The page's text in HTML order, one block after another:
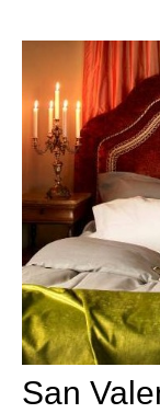
San